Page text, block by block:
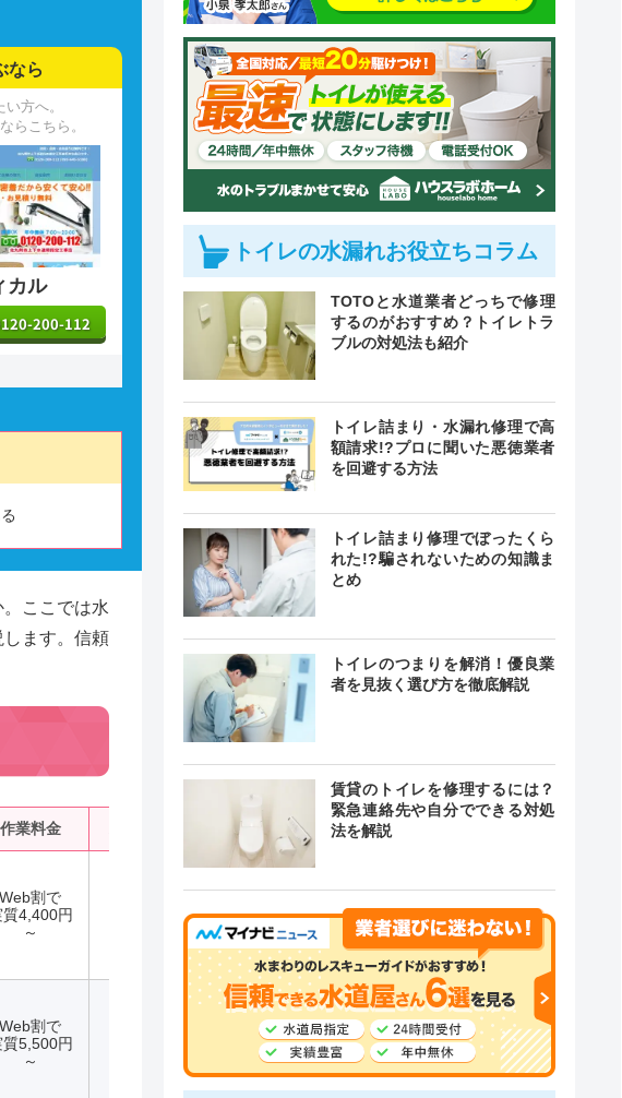
なら
方へ。
らこちら。
カル
200-112
ここでは水
ます。信頼
作業料金 クチコミ
Web割で
質4,400円
～
ー
Web割で
質5,500円
～
4.1
（198件）
トイレの水漏れお役立ちコラム
TOTOと水道業者どっちで修理
するのがおすすめ？トイレトラ
ブルの対処法も紹介
トイレ詰まり・水漏れ修理で高
額請求!?プロに聞いた悪徳業者
を回避する方法
トイレ詰まり修理でぼったくら
れた!?騙されないための知識ま
とめ
トイレのつまりを解消！優良業
者を見抜く選び方を徹底解説
賃貸のトイレを修理するには？
緊急連絡先や自分でできる対処
法を解説